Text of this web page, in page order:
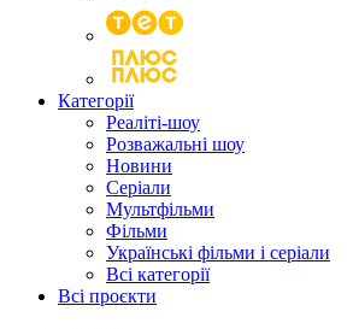
Категорії
Реаліті-шоу
Розважальні шоу
Новини
Серіали
Мультфільми
Фільми
Українські фільми і серіали
Всі категорії
Всі проєкти